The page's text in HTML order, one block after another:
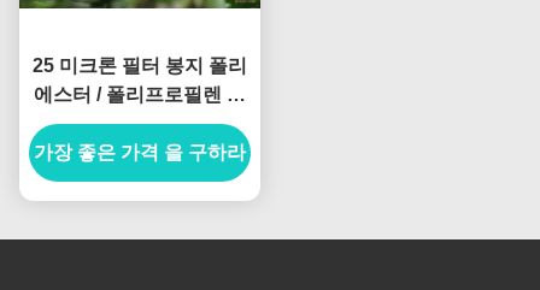
25 미크론 필터 봉지 폴리
에스터 / 폴리프로필렌 오
일 흡수
가장 좋은 가격 을 구하라